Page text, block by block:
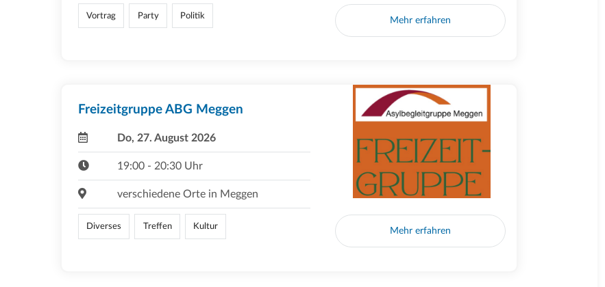
Vortrag Party Politik Mehr erfahren
Freizeitgruppe ABG Meggen
Do, 27. August 2026
19:00 - 20:30 Uhr
verschiedene Orte in Meggen
Diverses Treffen Kultur Mehr erfahren